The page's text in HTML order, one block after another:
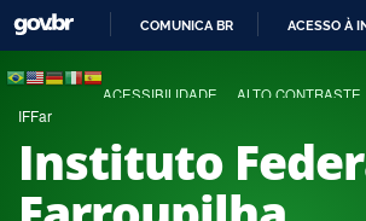
COMUNICA BR ACESSO À
ACESSIBILIDADE ALTO CONTRASTE
IFFar
Instituto